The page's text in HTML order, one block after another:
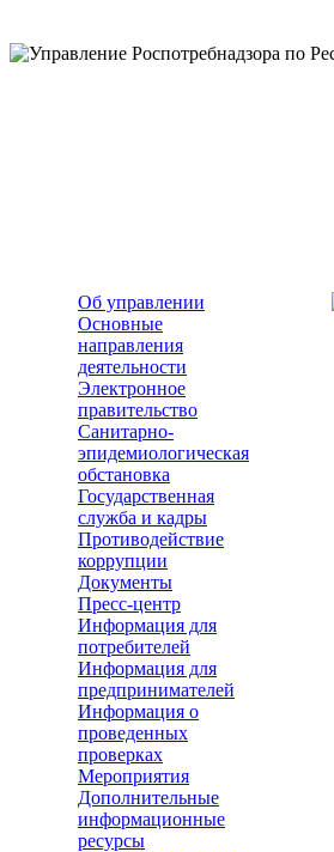
Об управлении
Основные
направления
деятельности
Электронное
правительство
Санитарно-
эпидемиологическая
обстановка
Государственная
служба и кадры
Противодействие
коррупции
Документы
Пресс-центр
Информация для
потребителей
Информация для
предпринимателей
Информация о
проведенных
проверках
Мероприятия
Дополнительные
информационные
ресурсы